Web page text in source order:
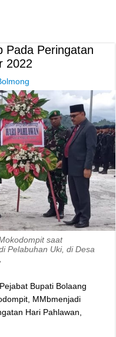
Pada Peringatan
2022
saat
Pelabuhan Uki, di Desa
Bupati Bolaang
MMbmenjadi
Hari Pahlawan,